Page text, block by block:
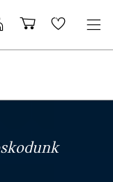
Wishlist